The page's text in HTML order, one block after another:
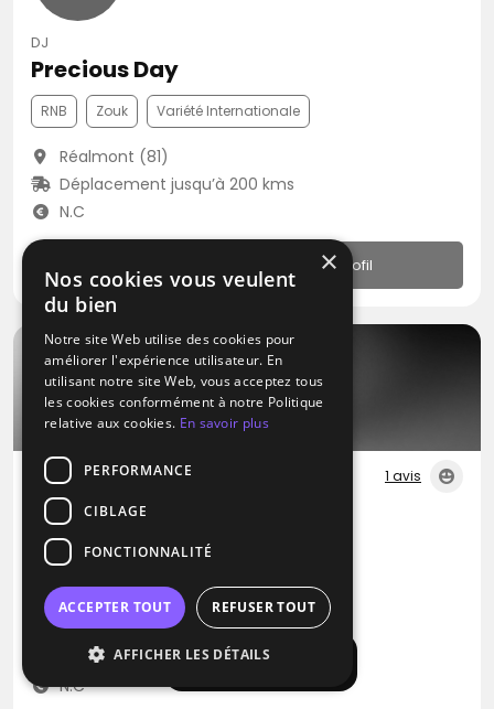
Afficher la carte
DJ
Precious Day
RNB Zouk Variété Internationale
Réalmont (81)
Déplacement jusqu’à 200 kms
N.C
Profil
1 avis
DJ
Mister Box Son
Blues Métal Pop
Romagnat (63)
Déplacement jusqu’à 300 kms
N.C
×
Nos cookies vous veulent
du bien
Notre site Web utilise des cookies pour
améliorer l'expérience utilisateur. En
utilisant notre site Web, vous acceptez tous
les cookies conformément à notre Politique
relative aux cookies. En savoir plus
PERFORMANCE
CIBLAGE
FONCTIONNALITÉ
ACCEPTER TOUT REFUSER TOUT
AFFICHER LES DÉTAILS